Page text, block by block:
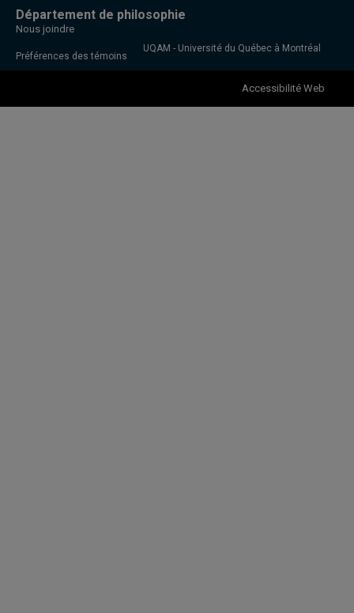
Département de philosophie
Nous joindre
Préférences des témoins
UQAM - Université du Québec à Montréal
Accessibilité Web